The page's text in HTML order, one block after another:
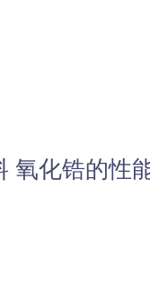
氧化锆的性